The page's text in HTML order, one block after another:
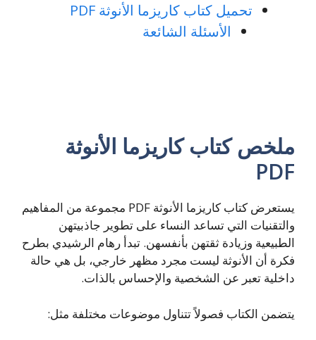
تحميل كتاب كاريزما الأنوثة PDF
الأسئلة الشائعة
ملخص كتاب كاريزما الأنوثة
PDF
يستعرض كتاب كاريزما الأنوثة PDF مجموعة من المفاهيم
والتقنيات التي تساعد النساء على تطوير جاذبيتهن
الطبيعية وزيادة ثقتهن بأنفسهن. تبدأ رهام الرشيدي بطرح
فكرة أن الأنوثة ليست مجرد مظهر خارجي، بل هي حالة
داخلية تعبر عن الشخصية والإحساس بالذات.
يتضمن الكتاب فصولاً تتناول موضوعات مختلفة مثل: